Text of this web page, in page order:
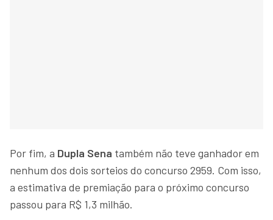
Por fim, a Dupla Sena também não teve ganhador em
nenhum dos dois sorteios do concurso 2959. Com isso,
a estimativa de premiação para o próximo concurso
passou para R$ 1,3 milhão.